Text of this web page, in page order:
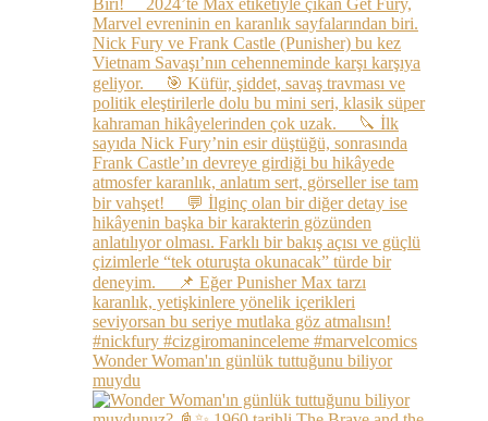
Wonder Woman'ın günlük tuttuğunu biliyor
muydu